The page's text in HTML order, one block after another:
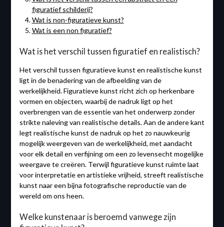
figuratief schilderij?
Wat is non-figuratieve kunst?
Wat is een non figuratief?
Wat is het verschil tussen figuratief en realistisch?
Het verschil tussen figuratieve kunst en realistische kunst
ligt in de benadering van de afbeelding van de
werkelijkheid. Figuratieve kunst richt zich op herkenbare
vormen en objecten, waarbij de nadruk ligt op het
overbrengen van de essentie van het onderwerp zonder
strikte naleving van realistische details. Aan de andere kant
legt realistische kunst de nadruk op het zo nauwkeurig
mogelijk weergeven van de werkelijkheid, met aandacht
voor elk detail en verfijning om een ​​zo levensecht mogelijke
weergave te creëren. Terwijl figuratieve kunst ruimte laat
voor interpretatie en artistieke vrijheid, streeft realistische
kunst naar een bijna fotografische reproductie van de
wereld om ons heen.
Welke kunstenaar is beroemd vanwege zijn